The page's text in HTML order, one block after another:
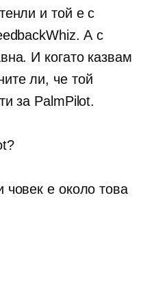
и той е с
А с
И когато казвам
ли, че той
за PalmPilot.
човек е около това